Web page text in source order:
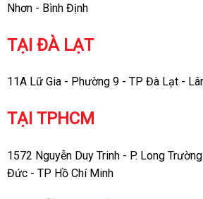
Nhơn - Bình Định
TẠI ĐÀ LẠT
11A Lữ Gia - Phường 9 - TP Đà Lạt -
TẠI TPHCM
1572 Nguyễn Duy Trinh - P. Long
Đức - TP Hồ Chí Minh